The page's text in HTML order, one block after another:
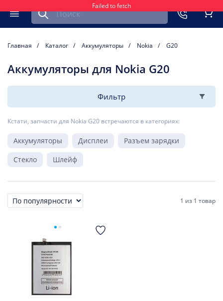
Failed to fetch
Меню
Найти запчасть для мобильного устройства
Главная Каталог Аккумуляторы Nokia G20
Аккумуляторы для Nokia G20
Фильтр
Кстати, запчасти для Nokia G20 встречаются в категориях:
Аккумуляторы Дисплеи
Разъем зарядки
Стекло
Шлейф
Сортировка 1 из 1 товар